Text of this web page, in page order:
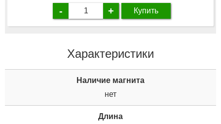
- + Купить
Характеристики
Наличие магнита
нет
Дли­на